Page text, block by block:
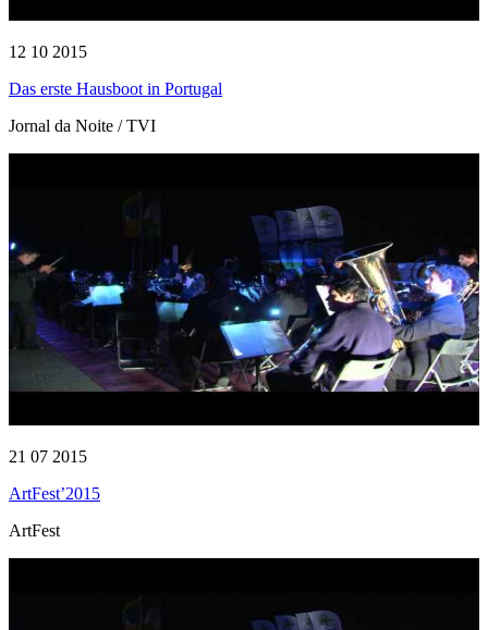
12 10 2015
Das erste Hausboot in Portugal
Jornal da Noite / TVI
21 07 2015
ArtFest’2015
ArtFest